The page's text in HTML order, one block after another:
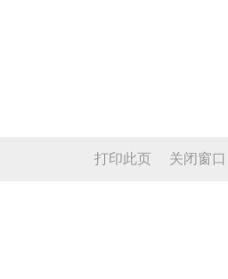
打印此页 关闭窗口